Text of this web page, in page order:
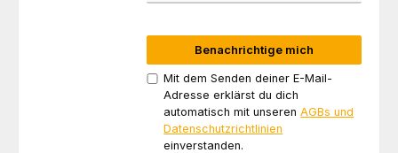
Benachrichtige mich
Mit dem Senden deiner E-Mail-
Adresse erklärst du dich
automatisch mit unserenAGBs und
Datenschutzrichtlinien
einverstanden.